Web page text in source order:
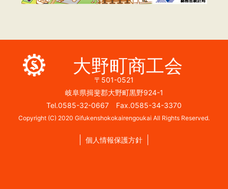
大野町商工会
〒501-0521
岐阜県揖斐郡大野町黒野924-1
Tel.0585-32-0667 Fax.0585-34-3370
Copyright (C) 2020 Gifukenshokokairengoukai All Rights Reserved.
個人情報保護方針